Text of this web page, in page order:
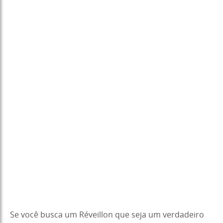
Se você busca um Réveillon que seja um verdadeiro